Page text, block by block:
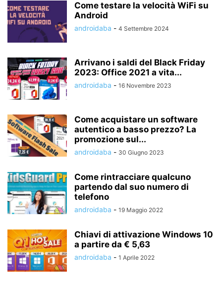
Come testare la velocità WiFi su
Android
androidaba - 4 Settembre 2024
Arrivano i saldi del Black Friday
2023: Office 2021 a vita...
androidaba - 16 Novembre 2023
Come acquistare un software
autentico a basso prezzo? La
promozione sul...
androidaba - 30 Giugno 2023
Come rintracciare qualcuno
partendo dal suo numero di
telefono
androidaba - 19 Maggio 2022
Chiavi di attivazione Windows 10
a partire da € 5,63
androidaba - 1 Aprile 2022